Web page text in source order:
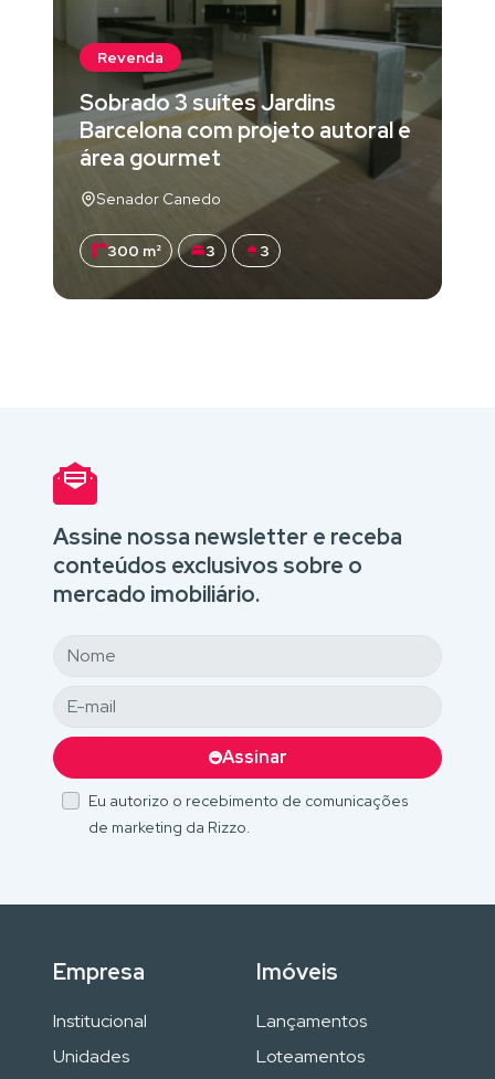
Revenda
Sobrado 3 suítes Jardins
Barcelona com projeto autoral e
área gourmet
Senador Canedo
300 m² 3 3
Assine nossa newsletter e receba
conteúdos exclusivos sobre o
mercado imobiliário.
Assinar
Eu autorizo o recebimento de comunicações
de marketing da Rizzo.
Empresa
Institucional
Unidades
Imóveis
Lançamentos
Loteamentos